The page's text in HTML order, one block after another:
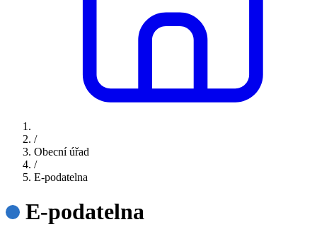
/
Obecní úřad
/
E-podatelna
E-podatelna